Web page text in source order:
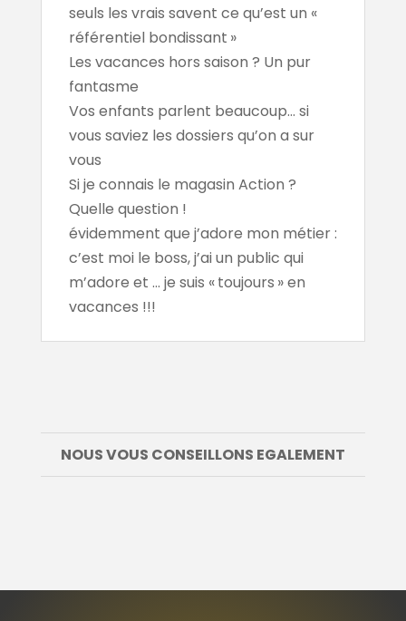
seuls les vrais savent ce qu’est un «
référentiel bondissant »
Les vacances hors saison ? Un pur
fantasme
Vos enfants parlent beaucoup... si
vous saviez les dossiers qu’on a sur
vous
Si je connais le magasin Action ?
Quelle question !
évidemment que j’adore mon métier :
c’est moi le boss, j’ai un public qui
m’adore et ... je suis « toujours » en
vacances !!!
NOUS VOUS CONSEILLONS EGALEMENT